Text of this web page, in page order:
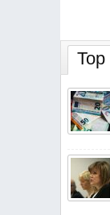
Top